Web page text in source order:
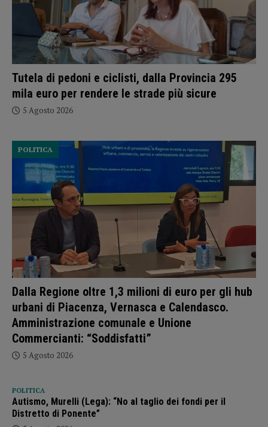
Tutela di pedoni e ciclisti, dalla Provincia 295
mila euro per rendere le strade più sicure
5 Agosto 2026
Dalla Regione oltre 1,3 milioni di euro per gli hub
urbani di Piacenza, Vernasca e Calendasco.
Amministrazione comunale e Unione
Commercianti: “Soddisfatti”
POLITICA
5 Agosto 2026
POLITICA
Autismo, Murelli (Lega): “No al taglio dei fondi per il
Distretto di Ponente”